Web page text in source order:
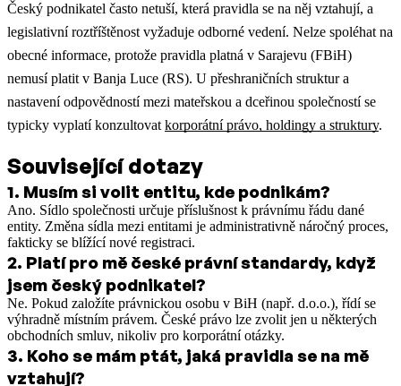
Český podnikatel často netuší, která pravidla se na něj vztahují, a
legislativní roztříštěnost vyžaduje odborné vedení. Nelze spoléhat na
obecné informace, protože pravidla platná v Sarajevu (FBiH)
nemusí platit v Banja Luce (RS). U přeshraničních struktur a
nastavení odpovědností mezi mateřskou a dceřinou společností se
typicky vyplatí konzultovatkorporátní právo, holdingy a struktury.
Související dotazy
1. Musím si volit entitu, kde podnikám?
Ano. Sídlo společnosti určuje příslušnost k právnímu řádu dané
entity. Změna sídla mezi entitami je administrativně náročný proces,
fakticky se blížící nové registraci.
2. Platí pro mě české právní standardy, když
jsem český podnikatel?
Ne. Pokud založíte právnickou osobu v BiH (např. d.o.o.), řídí se
výhradně místním právem. České právo lze zvolit jen u některých
obchodních smluv, nikoliv pro korporátní otázky.
3. Koho se mám ptát, jaká pravidla se na mě
vztahují?